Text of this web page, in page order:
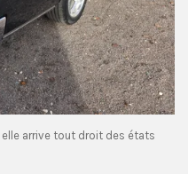
arrive tout droit des états